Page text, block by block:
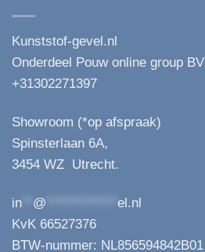
Kunststof-gevel.nl
Onderdeel Pouw online group BV
+31302271397
Showroom (*op afspraak)
Spinsterlaan 6A,
3454 WZ Utrecht.
in @
el.nl
KvK 66527376
BTW-nummer: NL856594842B01